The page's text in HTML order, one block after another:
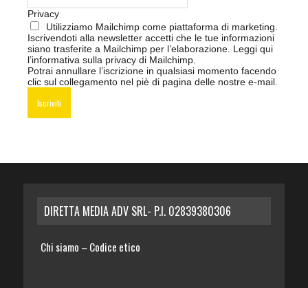
Privacy
Utilizziamo Mailchimp come piattaforma di marketing.
Iscrivendoti alla newsletter accetti che le tue informazioni
siano trasferite a Mailchimp per l’elaborazione. Leggi qui
l’informativa sulla privacy di Mailchimp
Potrai annullare l’iscrizione in qualsiasi momento facendo
clic sul collegamento nel piè di pagina delle nostre e-mail.
DIRETTA MEDIA ADV SRL- P.I. 02839380306
Chi siamo – Codice etico